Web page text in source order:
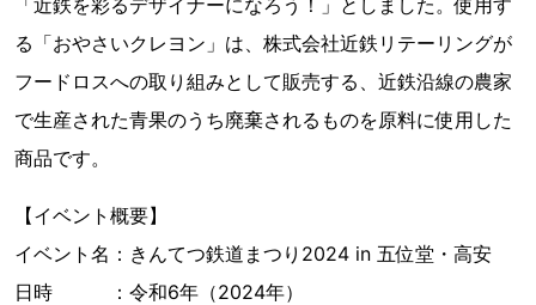
る「おやさいクレヨン」は、株式会社近鉄リテーリングが
フードロスへの取り組みとして販売する、近鉄沿線の農家
で生産された青果のうち廃棄されるものを原料に使用した
商品です。
【イベント概要】
イベント名：きんてつ鉄道まつり2024 in 五位堂・高安
日時 ：令和6年（2024年）